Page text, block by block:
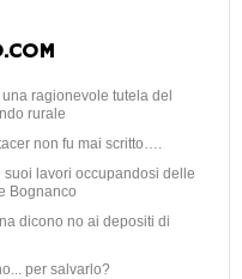
ragionevole tutela del
rurale
non fu mai scritto….
lavori occupandosi delle
Bognanco
dicono no ai depositi di
per salvarlo?